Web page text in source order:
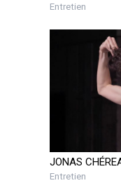
Entretien
JONAS
Entretien